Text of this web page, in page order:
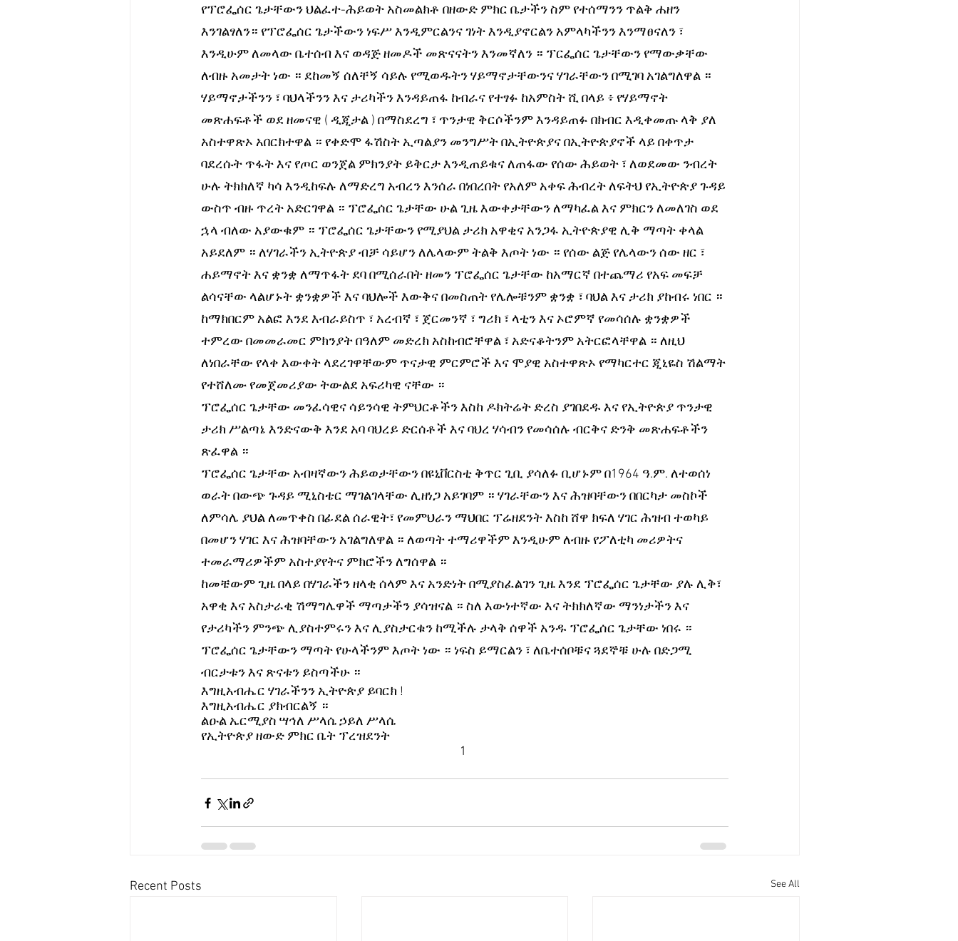
የፕሮፌሰር ጌታቸውን ህልፈተ-ሕይወት አስመልክቶ በዘውድ ምክር ቤታችን ስም የተሰማንን ጥልቅ ሐዘን
እንገልፃለን። የፕሮፌሰር ጌታችውን ነፍሥ እንዲምርልንና ገነት እንዲያኖርልን አምላካችንን እንማፀናለን ፣
እንዲሁም ለመላው ቤተሰብ እና ወዳጅ ዘመዶች መጽናናትን እንመኛለን ። ፕርፌሰር ጌታቸውን የማውቃቸው
ለብዙ አመታት ነው ። ደከመኝ ሰለቸኝ ሳይሉ የሚወዱትን ሃይማኖታቸውንና ሃገራቸውን በሚገባ አገልግለዋል ።
ሃይማኖታችንን ፣ ባህላችንን እና ታሪካችን እንዳይጠፋ ከብራና የተፃፉ ከአምስት ሺ በላይ ፥ የሃይማኖት
መጽሐፍቶች ወደ ዘመናዊ ( ዲጂታል ) በማስደረግ ፣ ጥንታዊ ቅርሶችንም እንዳይጠፉ በክብር እዲቀመጡ ላቅ ያለ
አስተዋጽኦ አበርክተዋል ። የቀድሞ ፋሽስት ኢጣልያን መንግሥት በኢትዮጵያና በኢትዮጵያኖች ላይ በቀጥታ
ባደረሱት ጥፋት እና የጦር ወንጀል ምክንያት ይቅርታ እንዲጠይቁና ለጠፋው የሰው ሕይወት ፣ ለወደመው ንብረት
ሁሉ ትክክለኛ ካሳ እንዲከፍሉ ለማድረግ አብረን እንሰራ በነበረበት የአለም አቀፍ ሕብረት ለፍትህ የኢትዮጵያ ጉዳይ
ውስጥ ብዙ ጥረት አድርገዋል ። ፕሮፌሰር ጌታቸው ሁል ጊዜ እውቀታቸውን ለማካፈል እና ምክርን ለመለገስ ወደ
ኋላ ብለው አያውቁም ። ፕሮፌሰር ጌታቸውን የሚያህል ታሪክ አዋቂና አንጋፋ ኢትዮጵያዊ ሊቅ ማጣት ቀላል
አይደለም ። ለሃገራችን ኢትዮጵያ ብቻ ሳይሆን ለሌላውም ትልቅ እጦት ነው ። የሰው ልጅ የሌላውን ሰው ዘር ፣
ሐይማኖት እና ቋንቋ ለማጥፋት ደባ በሚሰራበት ዘመን ፕሮፌሰር ጌታቸው ከአማርኛ በተጨማሪ የአፍ መፍቻ
ልሳናቸው ላልሆኑት ቋንቋዎች እና ባህሎች እውቅና በመስጠት የሌሎቹንም ቋንቋ ፣ ባህል እና ታሪክ ያከብሩ ነበር ።
ከማክበርም አልፎ እንደ እብራይስጥ ፣ አረብኛ ፣ ጀርመንኛ ፣ ግሪክ ፣ ላቲን እና ኦሮምኛ የመሳሰሉ ቋንቋዎች
ተምረው በመመራመር ምክንያት በዓለም መድረክ አስከብሮቸዋል ፣ አድናቆትንም አትርፎላቸዋል ። ለዚህ
ለነበራቸው የላቀ እውቀት ላደረገዋቸውም ጥናታዊ ምርምሮች እና ሞያዊ አስተዋጽኦ የማካርተር ጂኒዬስ ሽልማት
የተሸለሙ የመጀመሪያው ትውልደ አፍሪካዊ ናቸው ።
ፕሮፌሰር ጌታቸው መንፈሳዊና ሳይንሳዊ ትምህርቶችን እስከ ዶክትሬት ድረስ ያገበደዱ እና የኢትዮጵያ ጥንታዊ
ታሪክ ሥልጣኔ እንድናውቅ እንደ አባ ባህረይ ድርሰቶች እና ባህረ ሃሳብን የመሳሰሉ ብርቅና ድንቅ መጽሐፍቶችን
ጽፈዋል ።
ፕሮፌሰር ጌታቸው አብዛኛውን ሕይወታቸውን በዩኒቨርስቲ ቅጥር ጊቢ ያሳለፉ ቢሆኑም በ1964 ዓ.ም. ለተወሰነ
ወራት በውጭ ጉዳይ ሚኒስቴር ማገልገላቸው ሊዘነጋ አይገባም ። ሃገራቸውን እና ሕዝባቸውን በበርካታ መስኮች
ለምሳሌ ያህል ለመጥቀስ በፊደል ሰራዊት፣ የመምህራን ማህበር ፕሬዘደንት እስከ ሸዋ ክፍለ ሃገር ሕዝብ ተወካይ
በመሆን ሃገር እና ሕዝባቸውን አገልግለዋል ። ለወጣት ተማሪዋችም እንዲሁም ለብዙ የፖለቲካ መሪዎትና
ተመራማሪዎችም አስተያየትና ምክሮችን ለግሰዋል ።
ከመቼውም ጊዜ በላይ በሃገራችን ዘላቂ ሰላም እና አንድነት በሚያስፈልገን ጊዜ እንደ ፕሮፌሰር ጌታቸው ያሉ ሊቅ፣
አዋቂ እና አስታራቂ ሽማግሌዋች ማጣታችን ያሳዝናል ። ስለ እውነተኛው እና ትክክለኛው ማንነታችን እና
የታሪካችን ምንጭ ሊያስተምሩን እና ሊያስታርቁን ከሚችሉ ታላቅ ሰዋች አንዱ ፕሮፌሰር ጌታቸው ነበሩ ።
ፕሮፌሰር ጌታቸውን ማጣት የሁላችንም እጦት ነው ። ነፍስ ይማርልን ፣ ለቤተሰቦቹና ጓደኞቹ ሁሉ በድጋሚ
ብርታቱን እና ጽናቱን ይስጣችሁ ።
እግዚአብሔር ሃገራችንን ኢትዮጵያ ይባርክ !
እግዚአብሔር ያክብርልኝ ።
ልዑል ኤርሚያስ ሣኅለ ሥላሴ ኃይለ ሥላሴ
የኢትዮጵያ ዘውድ ምክር ቤት ፕረዝደንት
1
Recent Posts See All